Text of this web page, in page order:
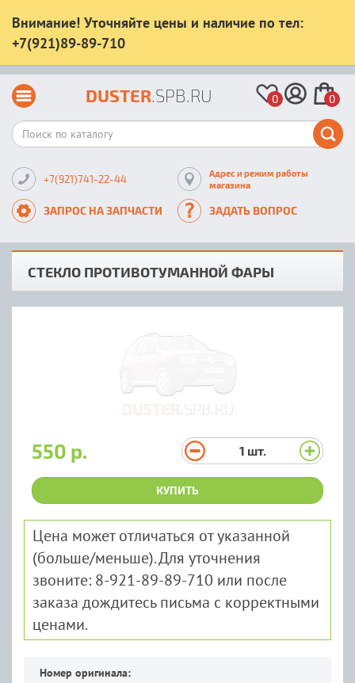
Внимание! Уточняйте цены и наличие по тел:
+7(921)89-89-710
DUSTER.SPB.RU 0 0
+7(921)741-22-44
Адрес и режим работы
магазина
ЗАПРОС НА ЗАПЧАСТИ ЗАДАТЬ ВОПРОС
СТЕКЛО ПРОТИВОТУМАННОЙ ФАРЫ
550 р. 1 шт.
КУПИТЬ
Цена может отличаться от указанной
(больше/меньше). Для уточнения
звоните: 8-921-89-89-710 или после
заказа дождитесь письма с корректными
ценами.
Номер оригинала: